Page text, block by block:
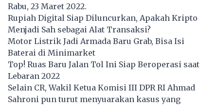
Rabu, 23 Maret 2022.
Rupiah Digital Siap Diluncurkan, Apakah Kripto
Menjadi Sah sebagai Alat Transaksi?
Motor Listrik Jadi Armada Baru Grab, Bisa Isi
Baterai di Minimarket
Top! Ruas Baru Jalan Tol Ini Siap Beroperasi saat
Lebaran 2022
Selain CR, Wakil Ketua Komisi III DPR RI Ahmad
Sahroni pun turut menyuarakan kasus yang